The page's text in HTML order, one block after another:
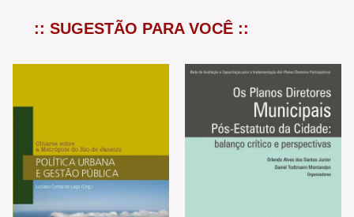
:: SUGESTÃO PARA VOCÊ ::